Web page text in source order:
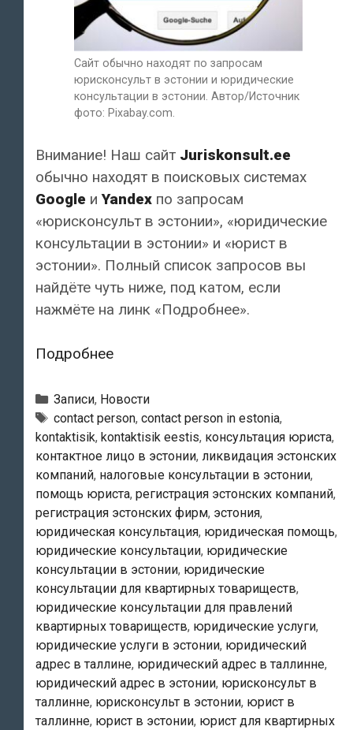
Сайт обычно находят по запросам
юрисконсульт в эстонии и юридические
консультации в эстонии. Автор/Источник
фото: Pixabay.com.
Внимание! Наш сайт Juriskonsult.ee
обычно находят в поисковых системах
Google иYandex по запросам
«юрисконсульт в эстонии», «юридические
консультации в эстонии» и «юрист в
эстонии». Полный список запросов вы
найдёте чуть ниже, под катом, если
нажмёте на линк «Подробнее».
ПодробнееСайт
находят
по
запросам
“юрисконсульт
в
эстонии”,
“юридические
консультации
в
эстонии”
и
«юрист
в
эстонии»
!
Рубрики
Записи, Новости
Тэги
contact person, contact person in estonia,
kontaktisik, kontaktisik eestis, консультация юриста,
контактное лицо в эстонии, ликвидация эстонских
компаний, налоговые консультации в эстонии,
помощь юриста, регистрация эстонских компаний,
регистрация эстонских фирм, эстония,
юридическая консультация, юридическая помощь,
юридические консультации, юридические
консультации в эстонии, юридические
консультации для квартирных товариществ,
юридические консультации для правлений
квартирных товариществ, юридические услуги,
юридические услуги в эстонии, юридический
адрес в таллине, юридический адрес в таллинне,
юридический адрес в эстонии, юрисконсульт в
таллинне, юрисконсульт в эстонии, юрист в
таллинне, юрист в эстонии, юрист для квартирных